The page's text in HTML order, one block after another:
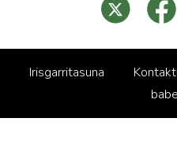
Irisgarritasuna